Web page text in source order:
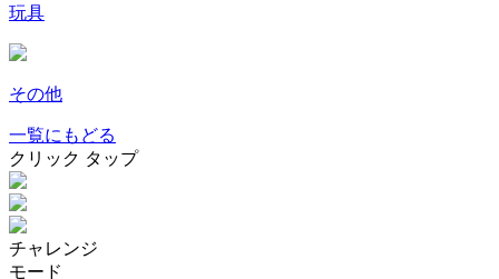
玩具
その他
一覧にもどる
クリック タップ
チャレンジ
モード